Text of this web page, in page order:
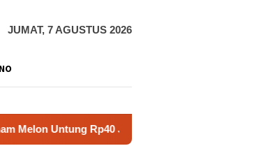
JUMAT, 7 AGUSTUS 2026
Juta Sekali Panen